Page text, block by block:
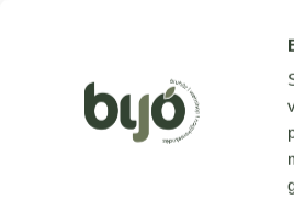
VIRTUÁLIS